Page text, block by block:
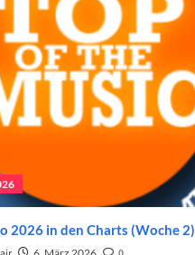
2026 in den Charts (Woche 2)